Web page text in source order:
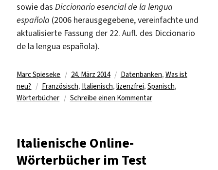
sowie dasDiccionario esencial de la lengua
española (2006 herausgegebene, vereinfachte und
aktualisierte Fassung der 22. Aufl. des Diccionario
de la lengua española).
Autor
Marc Spieseke
Veröffentlicht
am
24. März 2014 Kategorien
Datenbanken, Was ist
neu?
Schlagwörter
Französisch, Italienisch, lizenzfrei, Spanisch,
Wörterbücher
Schreibe einen Kommentarzu
Italienische Online-
Wörterbücher im Test